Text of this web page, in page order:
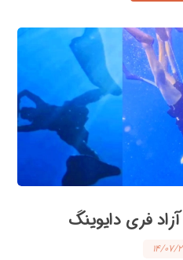
فری دایوینگ
۲۰۲۴